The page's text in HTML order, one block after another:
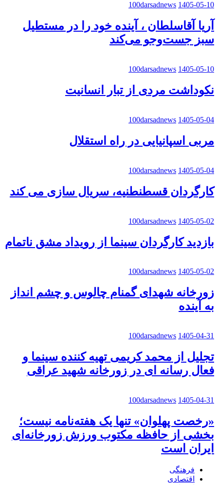
100darsadnews 1405-05-10
آریا آقاسلطان ، آینده خود را در مستطیل
سبز جست‌وجو می‌کند
100darsadnews 1405-05-10
نکوداشت مردی از تبار انسانیت
100darsadnews 1405-05-04
مربی اسپانیایی در راه استقلال
100darsadnews 1405-05-04
کارگردان قسطنطنیه، سریال سازی می کند
100darsadnews 1405-05-02
بازدید کارگردان سینما از رویداد مشق ناتمام
100darsadnews 1405-05-02
زورخانه شهدای گمنام چالوس و چشم انداز
به آینده
100darsadnews 1405-04-31
تجلیل از محمد کریمی تهیه کننده سینما و
فعال رسانه ای در زورخانه شهید عراقی
100darsadnews 1405-04-31
«رخصت پهلوان» تنها یک هفته‌نامه نیست؛
بخشی از حافظه مکتوب ورزش زورخانه‌ای
ایران است
فرهنگی
اقتصادی